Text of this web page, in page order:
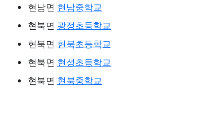
현남면 현남중학교
현북면 광정초등학교
현북면 현북초등학교
현북면 현성초등학교
현북면 현북중학교